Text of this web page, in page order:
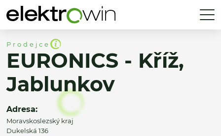
Prodejce
EURONICS - Kříž,
Jablunkov
Adresa:
Moravskoslezský kraj
Dukelská 136